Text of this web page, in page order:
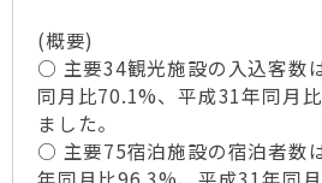
(概要)
○ 主要34観光施設の入込客数
同月比70.1%、平成31年同月
ました。
○ 主要75宿泊施設の宿泊者数